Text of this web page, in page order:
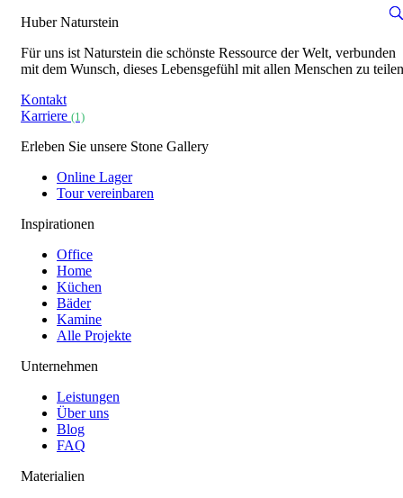
Huber Naturstein
Für uns ist Naturstein die schönste Ressource der Welt, verbunden
mit dem Wunsch, dieses Lebensgefühl mit allen Menschen zu
Kontakt
Karriere (1)
Erleben Sie unsere Stone Gallery
Online Lager
Tour vereinbaren
Inspirationen
Office
Home
Küchen
Bäder
Kamine
Alle Projekte
Unternehmen
Leistungen
Über uns
Blog
FAQ
Materialien